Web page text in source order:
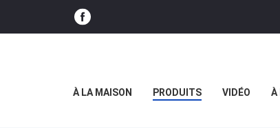
À LA MAISON PRODUITS VIDÉO À